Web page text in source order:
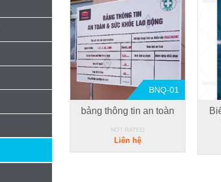
BNQ-01
bảng thông tin an toàn
NOT RATED
Liên hệ